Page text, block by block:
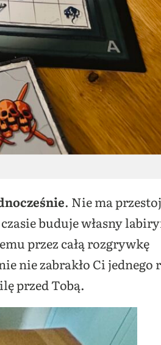
. Nie ma
buduje własny
przez całą rozgrywkę
nie zabrakło Ci jednego
przed Tobą.